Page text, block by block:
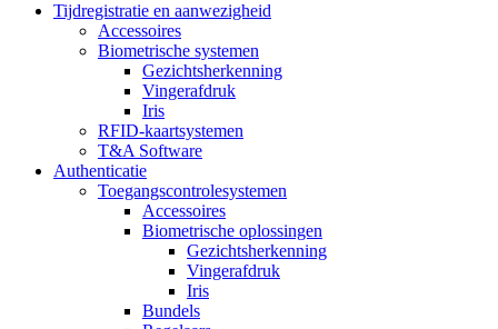
Tijdregistratie en aanwezigheid
Accessoires
Biometrische systemen
Gezichtsherkenning
Vingerafdruk
Iris
RFID-kaartsystemen
T&A Software
Authenticatie
Toegangscontrolesystemen
Accessoires
Biometrische oplossingen
Gezichtsherkenning
Vingerafdruk
Iris
Bundels